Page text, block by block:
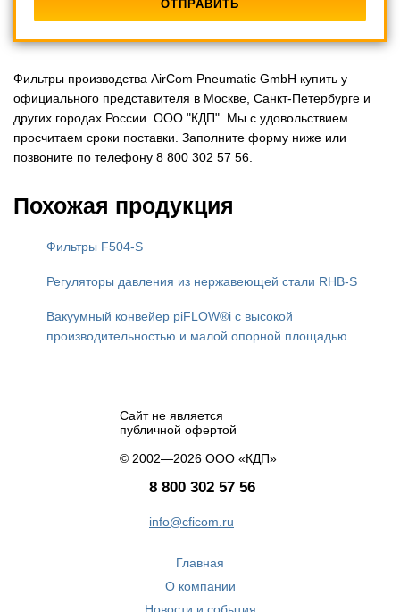
Фильтры производства AirCom Pneumatic GmbH купить у
официального представителя в Москве, Санкт-Петербурге и
других городах России. ООО "КДП". Мы с удовольствием
просчитаем сроки поставки. Заполните форму ниже или
позвоните по телефону 8 800 302 57 56.
Похожая продукция
Фильтры F504-S
Регуляторы давления из нержавеющей стали RHB-S
Вакуумный конвейер piFLOW®i с высокой
производительностью и малой опорной площадью
Сайт не является
публичной офертой
© 2002—2026 ООО «КДП»
8 800 302 57 56
info@cficom.ru
Главная
О компании
Новости и события